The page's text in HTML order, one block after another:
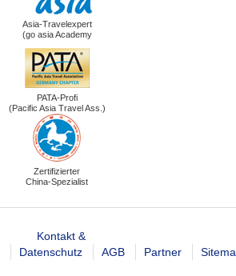
Asia-Travelexpert
(go asia Academy
PATA-Profi
(Pacific Asia Travel Ass.)
Zertifizierter
China-Spezialist
Kontakt &
Datenschutz AGB Partner